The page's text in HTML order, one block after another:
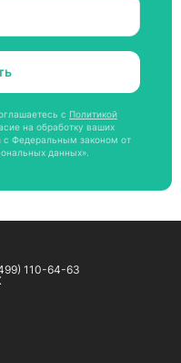
с Политикой
на обработку ваших
с Федеральным законом от
данных».
110-64-63